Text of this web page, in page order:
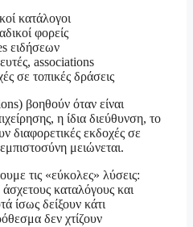
κατάλογοι
φορείς
ειδήσεων
associations
σε τοπικές δράσεις
βοηθούν όταν είναι
η ίδια διεύθυνση, το
διαφορετικές εκδοχές σε
μειώνεται.
τις «εύκολες» λύσεις:
καταλόγους και
ίσως δείξουν κάτι
δεν χτίζουν